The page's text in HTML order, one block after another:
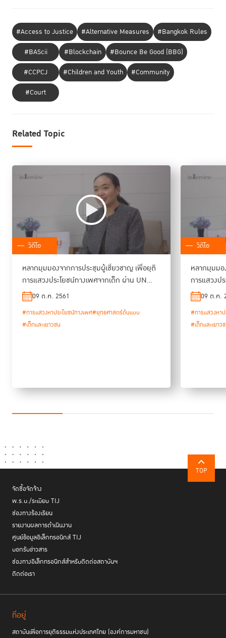
#Access to Justice #Alternative Measures
#Bangkok Rules
#BAScii
#Blockchain
#Bounce Be Good (BBG)
#CCPCJ
#Children and Youth
#Community
#Court
Related Topic
วิดีโอ
หลากมุมมองจากการประชุมผู้เชี่ยวชาญ เพื่อยุติ
การแสวงประโยชน์ทางเพศจากเด็ก ผ่าน UN
Model Strategies
09 ต.ค. 2561
#การแสวงหาประโยชน์ทางเพศ#ยุทธศาสตร์ต้นแบบ
#เด็กและเยาวชน
วิดีโอ
หลากมุมมอ
การแสวงป
Model09 ต.ค.
#การแสวงหา
#เด็กและเยาว
TOP
จัดซื้อจัดจ้าง
พ.ร.บ./ระเบียบ TIJ
ช่องทางร้องเรียน
รายงานผลการดำเนินงาน
ศูนย์ข้อมูลอิเล็กทรอนิกส์ TIJ
บอกรับข่าวสาร
ช่องทางอิเล็กทรอนิกส์สำหรับติดต่อสถาบันฯ
ติดต่อเรา
ที่อยู่
สถาบันเพื่อการยุติธรรมแห่งประเทศไทย (องค์การมหาชน)